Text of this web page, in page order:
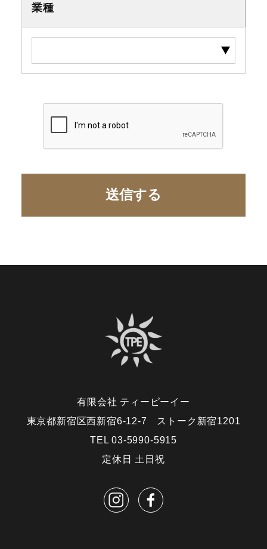
業種
有限会社 ティーピーイー
東京都新宿区西新宿6-12-7 ストーク新宿1201
TEL 03-5990-5915
定休日 土日祝